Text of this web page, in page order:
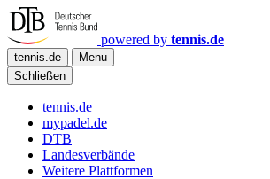
powered by tennis.de
tennis.de
Menu
Schließen
tennis.de
mypadel.de
DTB
Landesverbände
Weitere Plattformen